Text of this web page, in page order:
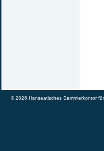
© 2026 Hanseatisches Sammlerkontor